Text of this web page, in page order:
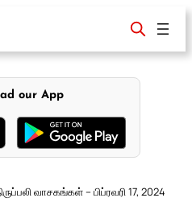
our App
வாசகங்கள் – பிப்ரவரி 17, 2024